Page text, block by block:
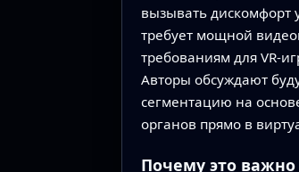
вызывать дискомфорт
требует мощной
требованиям для
Авторы обсуждают
сегментацию на
органов прямо в
Почему это